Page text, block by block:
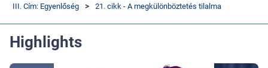
III. Cím: Egyenlőség
21. cikk - A megkülönböztetés tilalma
Highlights